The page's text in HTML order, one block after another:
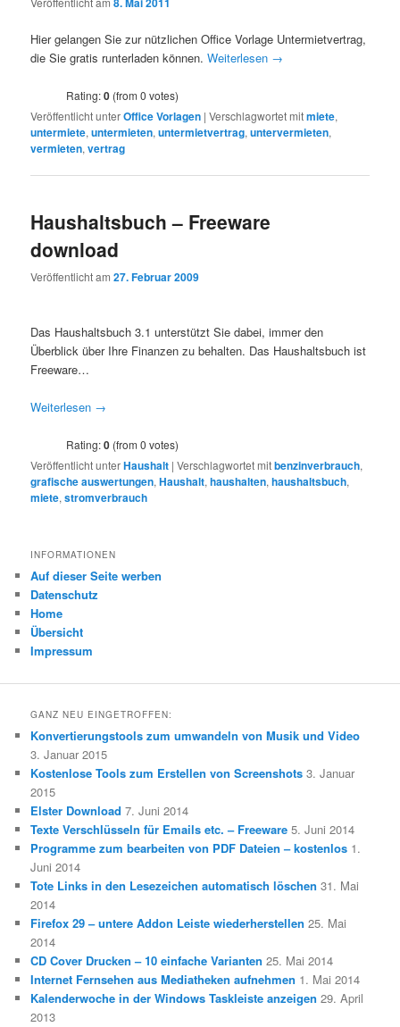
Hier gelangen Sie zur nützlichen Office Vorlage Untermietvertrag,
die Sie gratis runterladen können.Weiterlesen →
Rating:0 (from 0 votes)
Veröffentlicht unterOffice Vorlagen |Verschlagwortet mitmiete,
untermiete,untermieten,untermietvertrag,untervermieten,
vermieten,vertrag
Haushaltsbuch – Freeware
download
Veröffentlicht am27. Februar 2009
Das Haushaltsbuch 3.1 unterstützt Sie dabei, immer den
Überblick über Ihre Finanzen zu behalten. Das Haushaltsbuch ist
Freeware…
Weiterlesen →
Rating:0 (from 0 votes)
Veröffentlicht unterHaushalt |Verschlagwortet mitbenzinverbrauch,
grafische auswertungen,Haushalt,haushalten,haushaltsbuch,
miete,stromverbrauch
INFORMATIONEN
Auf dieser Seite werben
Datenschutz
Home
Übersicht
Impressum
GANZ NEU EINGETROFFEN:
Konvertierungstools zum umwandeln von Musik und Video
3. Januar 2015
Kostenlose Tools zum Erstellen von Screenshots 3. Januar
2015
Elster Download 7. Juni 2014
Texte Verschlüsseln für Emails etc. – Freeware 5. Juni 2014
Programme zum bearbeiten von PDF Dateien – kostenlos 1.
Juni 2014
Tote Links in den Lesezeichen automatisch löschen 31. Mai
2014
Firefox 29 – untere Addon Leiste wiederherstellen 25. Mai
2014
CD Cover Drucken – 10 einfache Varianten 25. Mai 2014
Internet Fernsehen aus Mediatheken aufnehmen 1. Mai 2014
Kalenderwoche in der Windows Taskleiste anzeigen 29. April
2013